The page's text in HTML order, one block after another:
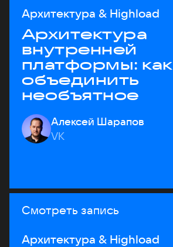
Архитектура & Highload
Архитектура
внутренней
платформы: как
объединить
необъятное
Алексей Шарапов
VK
Смотреть запись
Архитектура & Highload